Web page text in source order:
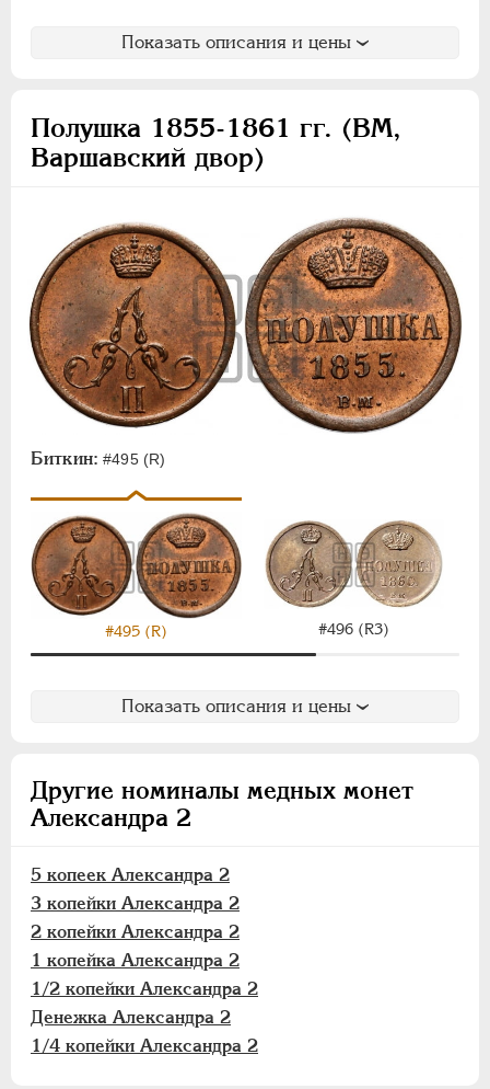
Показать описания и цены
Полушка 1855-1861 гг. (ВМ,
Варшавский двор)
Биткин: #495 (R)
#495 (R) #496 (R3)
Показать описания и цены
Другие номиналы медных монет
Александра 2
5 копеек Александра 2
3 копейки Александра 2
2 копейки Александра 2
1 копейка Александра 2
1/2 копейки Александра 2
Денежка Александра 2
1/4 копейки Александра 2